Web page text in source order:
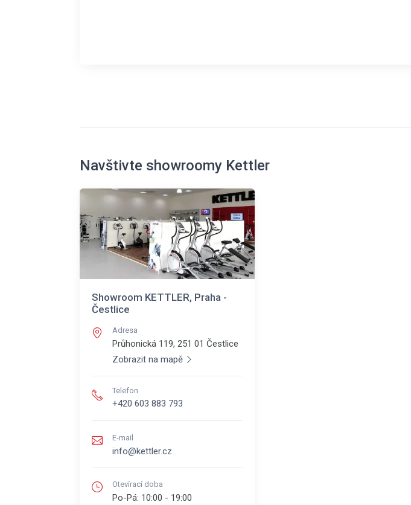
Navštivte showroomy Kettler
Showroom KETTLER, Praha -
Čestlice
Adresa
Průhonická 119, 251 01 Čestlice
Zobrazit na mapě
Telefon
+420 603 883 793
E-mail
info@kettler.cz
Otevírací doba
Po-Pá: 10:00 - 19:00